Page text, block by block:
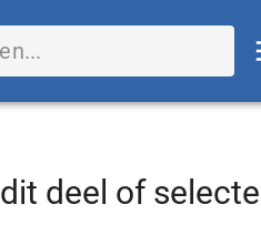
dit deel of